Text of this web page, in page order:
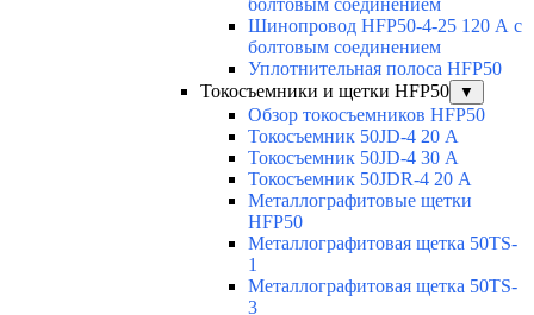
Шинопровод HFP50-4-25 120 А с
болтовым соединением
Уплотнительная полоса HFP50
Токосъемники и щетки HFP50
▼
Обзор токосъемников HFP50
Токосъемник 50JD-4 20 А
Токосъемник 50JD-4 30 А
Токосъемник 50JDR-4 20 А
Металлографитовые щетки
HFP50
Металлографитовая щетка 50TS-
1
Металлографитовая щетка 50TS-
3